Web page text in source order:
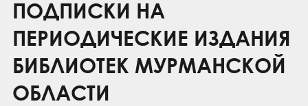
Контакты
ПОДПИСКИ НА
ПЕРИОДИЧЕСКИЕ ИЗДАНИЯ
БИБЛИОТЕК МУРМАНСКОЙ
ОБЛАСТИ